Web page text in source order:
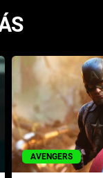
AVENGERS